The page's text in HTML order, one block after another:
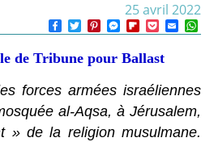
25 avril 2022
a
e
o
o
k
T
w
t
e
r
P
i
t
r
s
t
M
e
s
s
n
g
e
r
l
i
p
o
a
r
d
P
o
c
k
t
E
m h
A
p
de Tribune pour Ballast
forces armées israéliennes
al-Aqsa, à Jérusalem,
» de la religion musulmane.